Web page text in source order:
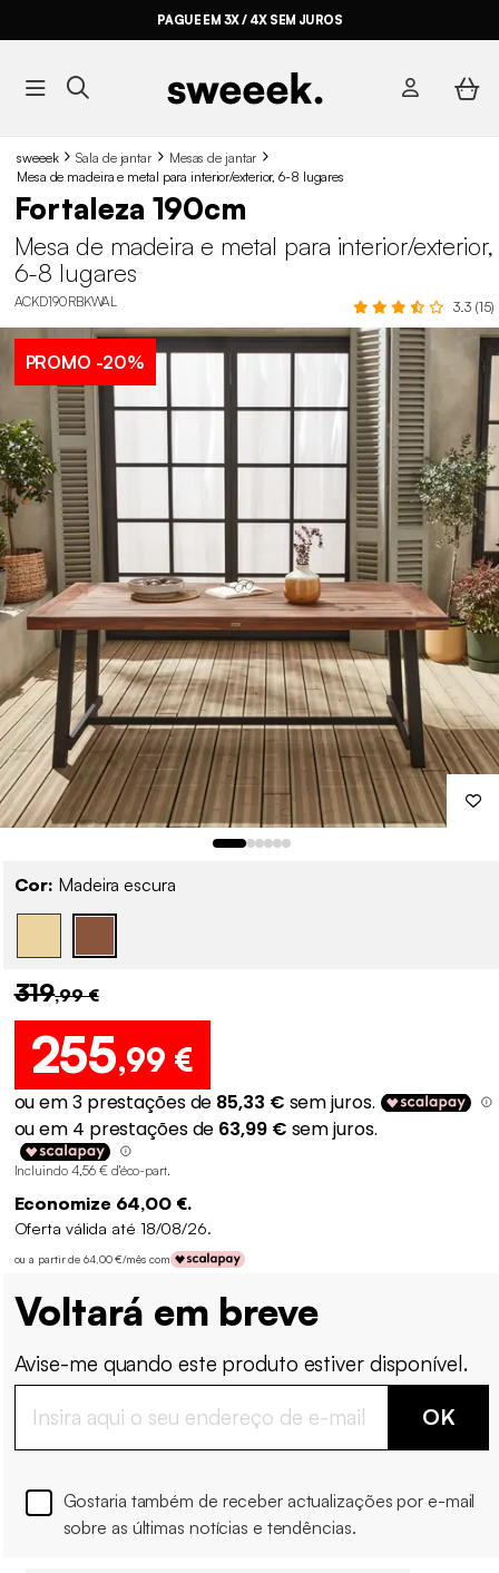
PAGUE EM 3X / 4X SEM JUROS
sweeek Sala de jantar
Mesas de jantar
Mesa de madeira e metal para interior/exterior, 6-8 lugares
Fortaleza 190cm
Mesa de madeira e metal para interior/exterior,
6-8 lugares
ACKD190RBKWAL 3.3 (15)
PROMO -20%
Cor: Madeira escura
319,99 €
255,99 €
Incluindo 4,56 € d'éco-part.
Economize 64,00 €.
Oferta válida até 18/08/26.
ou a partir de 64,00 €/mês com
Voltará em breve
Avise-me quando este produto estiver disponível.
OK
Gostaria também de receber actualizações por e-mail
sobre as últimas notícias e tendências.